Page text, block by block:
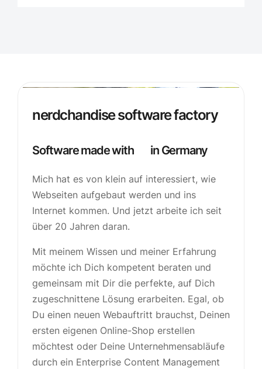
nerdchandise software factory
Software made with in Germany
Mich hat es von klein auf interessiert, wie
Webseiten aufgebaut werden und ins
Internet kommen. Und jetzt arbeite ich seit
über 20 Jahren daran.
Mit meinem Wissen und meiner Erfahrung
möchte ich Dich kompetent beraten und
gemeinsam mit Dir die perfekte, auf Dich
zugeschnittene Lösung erarbeiten. Egal, ob
Du einen neuen Webauftritt brauchst, Deinen
ersten eigenen Online-Shop erstellen
möchtest oder Deine Unternehmensabläufe
durch ein Enterprise Content Management